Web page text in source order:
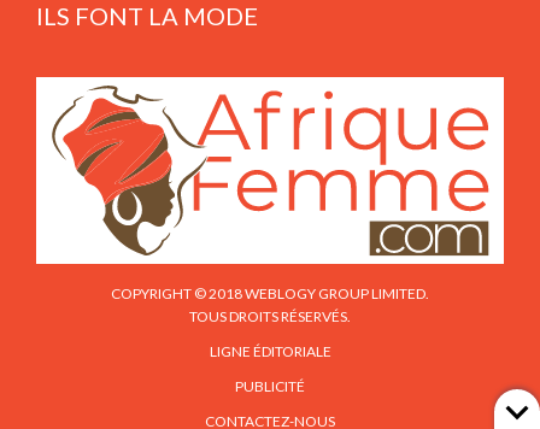
ILS FONT LA MODE
COPYRIGHT © 2018 WEBLOGY GROUP LIMITED.
TOUS DROITS RÉSERVÉS.
LIGNE ÉDITORIALE
PUBLICITÉ
CONTACTEZ-NOUS